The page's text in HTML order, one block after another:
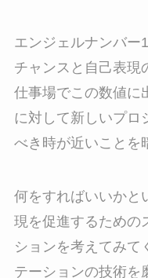
エンジェルナンバー
チャンスと自己表現
仕事場でこの数値に
に対して新しいプロ
べき時が近いことを
何をすればいいかと
現を促進するための
ションを考えてみて
テーションの技術を